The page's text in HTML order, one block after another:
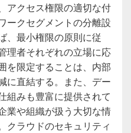
アクセス権限の適切な付
ークセグメントの分離設
、最小権限の原則に従
理者それぞれの立場に応
を限定することは、内部
に直結する。また、デー
組みも豊富に提供されて
業や組織が扱う大切な情
クラウドのセキュリティ